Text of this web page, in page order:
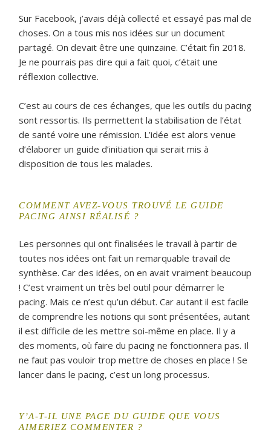
Sur Facebook, j’avais déjà collecté et essayé pas mal de
choses. On a tous mis nos idées sur un document
partagé. On devait être une quinzaine. C’était fin 2018.
Je ne pourrais pas dire qui a fait quoi, c’était une
réflexion collective.
C’est au cours de ces échanges, que les outils du pacing
sont ressortis. Ils permettent la stabilisation de l’état
de santé voire une rémission. L’idée est alors venue
d’élaborer un guide d’initiation qui serait mis à
disposition de tous les malades.
COMMENT AVEZ-VOUS TROUVÉ LE GUIDE
PACING AINSI RÉALISÉ ?
Les personnes qui ont finalisées le travail à partir de
toutes nos idées ont fait un remarquable travail de
synthèse. Car des idées, on en avait vraiment beaucoup
! C’est vraiment un très bel outil pour démarrer le
pacing. Mais ce n’est qu’un début. Car autant il est facile
de comprendre les notions qui sont présentées, autant
il est difficile de les mettre soi-même en place. Il y a
des moments, où faire du pacing ne fonctionnera pas. Il
ne faut pas vouloir trop mettre de choses en place ! Se
lancer dans le pacing, c’est un long processus.
Y’A-T-IL UNE PAGE DU GUIDE QUE VOUS
AIMERIEZ COMMENTER ?